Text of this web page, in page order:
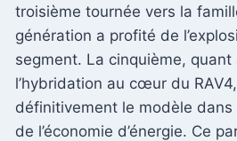
troisième tournée vers la
génération a profité de
segment. La cinquième, quant
l’hybridation au cœur du
définitivement le modèle dans
de l’économie d’énergie. Ce